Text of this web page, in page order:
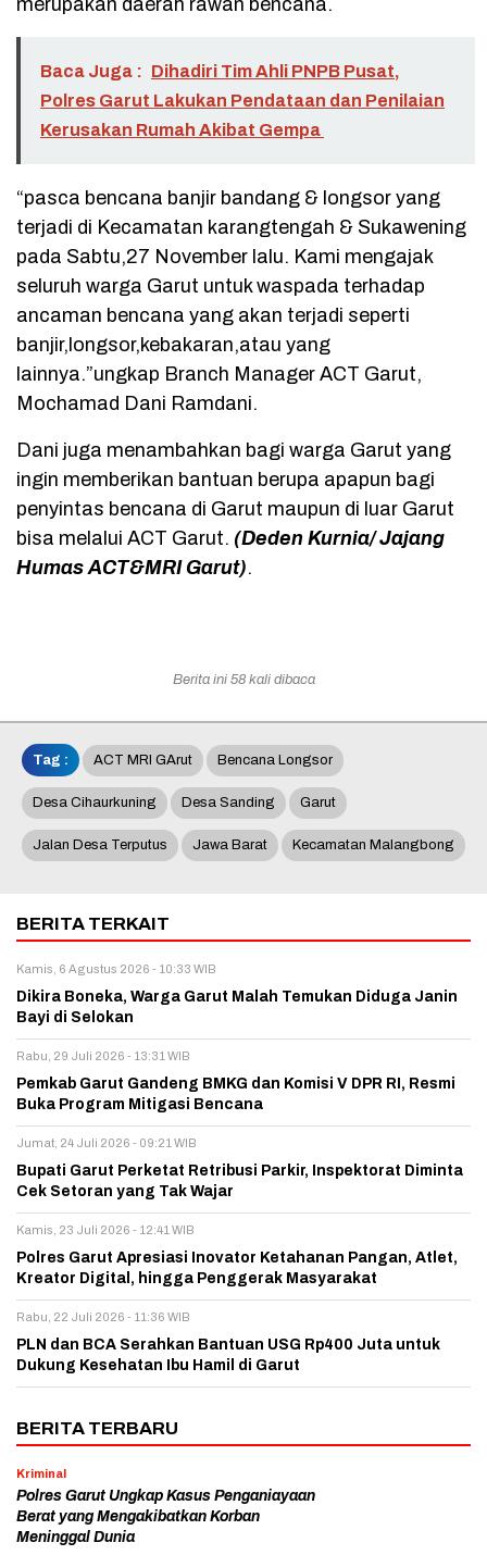
Baca Juga : Dihadiri Tim Ahli PNPB Pusat,
Polres Garut Lakukan Pendataan dan Penilaian
Kerusakan Rumah Akibat Gempa
“pasca bencana banjir bandang & longsor yang
terjadi di Kecamatan karangtengah & Sukawening
pada Sabtu,27 November lalu. Kami mengajak
seluruh warga Garut untuk waspada terhadap
ancaman bencana yang akan terjadi seperti
banjir,longsor,kebakaran,atau yang
lainnya.”ungkap Branch Manager ACT Garut,
Mochamad Dani Ramdani.
Dani juga menambahkan bagi warga Garut yang
ingin memberikan bantuan berupa apapun bagi
penyintas bencana di Garut maupun di luar Garut
bisa melalui ACT Garut. (Deden Kurnia/ Jajang
Humas ACT&MRI Garut).
Berita ini 58 kali dibaca
Tag : ACT MRI GArut Bencana Longsor
Desa Cihaurkuning Desa Sanding Garut
Jalan Desa Terputus Jawa Barat Kecamatan Malangbong
BERITA TERKAIT
Kamis, 6 Agustus 2026 - 10:33 WIB
Dikira Boneka, Warga Garut Malah Temukan Diduga Janin
Bayi di Selokan
Rabu, 29 Juli 2026 - 13:31 WIB
Pemkab Garut Gandeng BMKG dan Komisi V DPR RI, Resmi
Buka Program Mitigasi Bencana
Jumat, 24 Juli 2026 - 09:21 WIB
Bupati Garut Perketat Retribusi Parkir, Inspektorat Diminta
Cek Setoran yang Tak Wajar
Kamis, 23 Juli 2026 - 12:41 WIB
Polres Garut Apresiasi Inovator Ketahanan Pangan, Atlet,
Kreator Digital, hingga Penggerak Masyarakat
Rabu, 22 Juli 2026 - 11:36 WIB
PLN dan BCA Serahkan Bantuan USG Rp400 Juta untuk
Dukung Kesehatan Ibu Hamil di Garut
BERITA TERBARU
Kriminal
Polres Garut Ungkap Kasus Penganiayaan
Berat yang Mengakibatkan Korban
Meninggal Dunia